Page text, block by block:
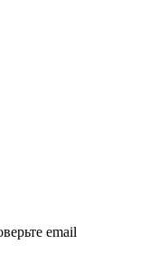
email